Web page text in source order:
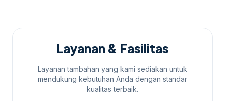
Layanan & Fasilitas
Layanan tambahan yang kami sediakan untuk
mendukung kebutuhan Anda dengan standar
kualitas terbaik.